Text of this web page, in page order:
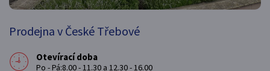
Prodejna v České Třebové
Otevírací doba
Po - Pá:8.00 - 11.30 a 12.30 - 16.00